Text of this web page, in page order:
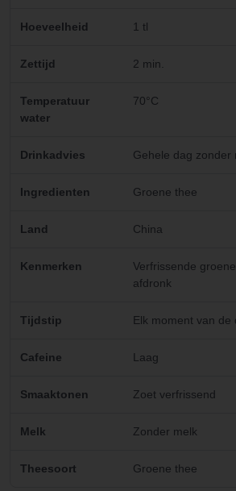
Hoeveelheid 1 tl
Zettijd 2 min.
Temperatuur
water
70°C
Drinkadvies Gehele dag zonder
Ingredienten Groene thee
Land China
Kenmerken
Verfrissende
afdronk
Tijdstip Elk moment van de
Cafeine Laag
Smaaktonen Zoet verfrissend
Melk Zonder melk
Theesoort Groene thee